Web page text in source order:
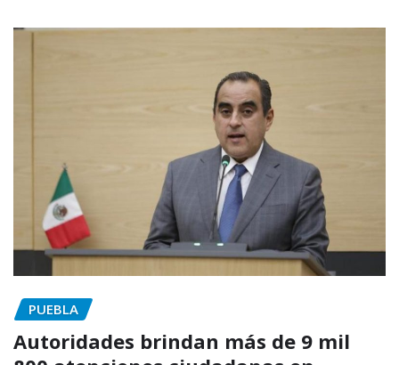
PUEBLA
Autoridades brindan más de 9 mil